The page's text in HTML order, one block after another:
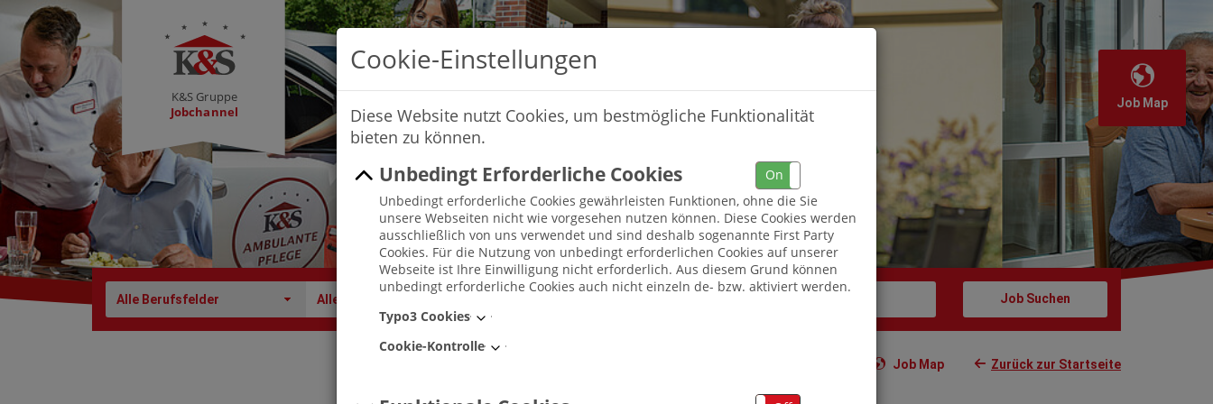
K&S Gruppe
Jobchannel
Job Map
Alle Berufsfelder Alle Berufe
Job Map Zurück zur Startseite
Cookie-Einstellungen
Diese Website nutzt Cookies, um bestmögliche Funktionalität
bieten zu können.
Unbedingt Erforderliche Cookies On
Unbedingt erforderliche Cookies gewährleisten Funktionen, ohne die Sie
unsere Webseiten nicht wie vorgesehen nutzen können. Diese Cookies werden
ausschließlich von uns verwendet und sind deshalb sogenannte First Party
Cookies. Für die Nutzung von unbedingt erforderlichen Cookies auf unserer
Webseite ist Ihre Einwilligung nicht erforderlich. Aus diesem Grund können
unbedingt erforderliche Cookies auch nicht einzeln de- bzw. aktiviert werden.
Typo3 Cookies
Cookie-Kontrolle